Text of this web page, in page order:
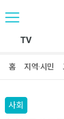
TV
홈 지역·시민
사회